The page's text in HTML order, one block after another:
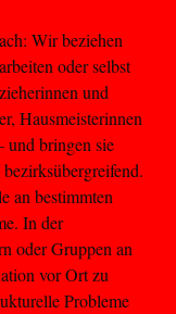
Wir beziehen
oder selbst
und
Hausmeisterinnen
und bringen sie
an bestimmten
In der
oder Gruppen an
vor Ort zu
Probleme